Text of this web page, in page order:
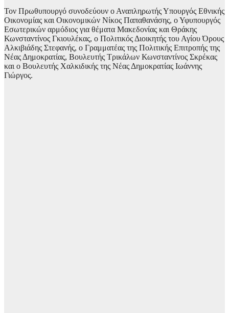
Τον Πρωθυπουργό συνοδεύουν ο Αναπληρωτής Υπουργός Εθνικής
Οικονομίας και Οικονομικών Νίκος Παπαθανάσης, ο Υφυπουργός
Εσωτερικών αρμόδιος για θέματα Μακεδονίας και Θράκης
Κωνσταντίνος Γκιουλέκας, ο Πολιτικός Διοικητής του Αγίου Όρους
Αλκιβιάδης Στεφανής, ο Γραμματέας της Πολιτικής Επιτροπής της
Νέας Δημοκρατίας, Βουλευτής Τρικάλων Κωνσταντίνος Σκρέκας
και ο Βουλευτής Χαλκιδικής της Νέας Δημοκρατίας Ιωάννης
Γιώργος.